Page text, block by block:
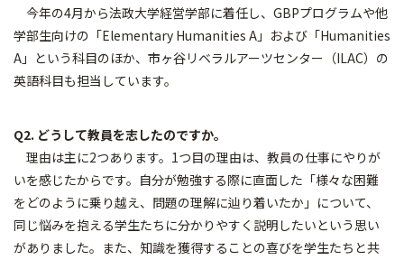
今年の4月から法政大学経営学部に着任し、GBPプログラムや他
学部生向けの「Elementary Humanities A」および「Humanities
A」という科目のほか、市ヶ谷リベラルアーツセンター（ILAC）の
英語科目も担当しています。
Q2. どうして教員を志したのですか。
理由は主に2つあります。1つ目の理由は、教員の仕事にやりが
いを感じたからです。自分が勉強する際に直面した「様々な困難
をどのように乗り越え、問題の理解に辿り着いたか」について、
同じ悩みを抱える学生たちに分かりやすく説明したいという思い
がありました。また、知識を獲得することの喜びを学生たちと共